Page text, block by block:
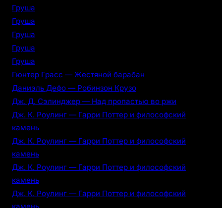
Груша
Груша
Груша
Груша
Груша
Гюнтер Грасс — Жестяной барабан
Даниэль Дефо — Робинзон Крузо
Дж. Д. Сэлинджер — Над пропастью во ржи
Дж. К. Роулинг — Гарри Поттер и философский
камень
Дж. К. Роулинг — Гарри Поттер и философский
камень
Дж. К. Роулинг — Гарри Поттер и философский
камень
Дж. К. Роулинг — Гарри Поттер и философский